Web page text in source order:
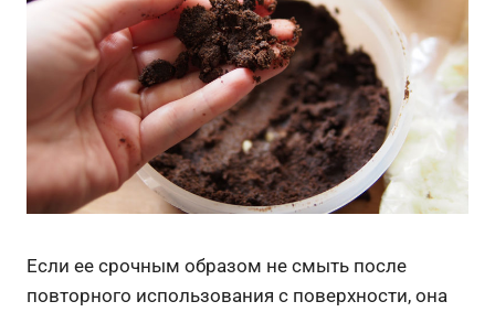
Если ее срочным образом не смыть после
повторного использования с поверхности, она